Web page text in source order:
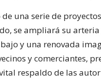
una serie de
se ampliará su
y una renovada
y comerciantes,
respaldo de las